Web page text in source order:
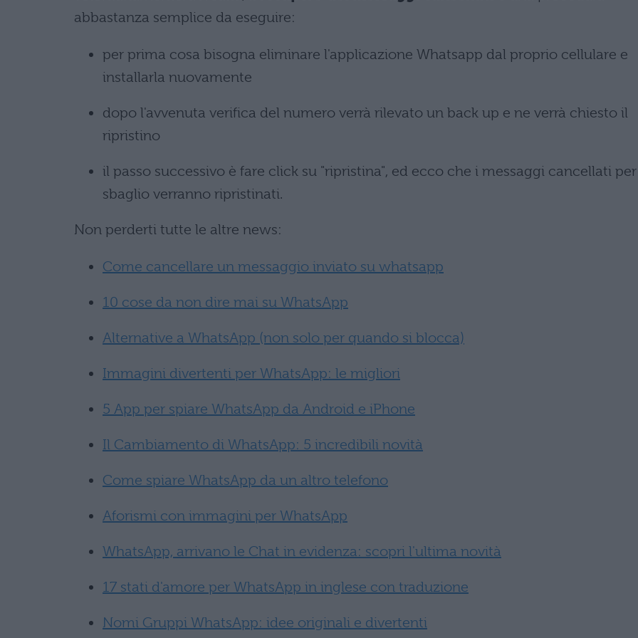
abbastanza semplice da eseguire:
per prima cosa bisogna eliminare l'applicazione Whatsapp dal proprio cellulare e
installarla nuovamente
dopo l'avvenuta verifica del numero verrà rilevato un back up e ne verrà chiesto il
ripristino
il passo successivo è fare click su "ripristina", ed ecco che i messaggi cancellati per
sbaglio verranno ripristinati.
Non perderti tutte le altre news:
Come cancellare un messaggio inviato su whatsapp
10 cose da non dire mai su WhatsApp
Alternative a WhatsApp (non solo per quando si blocca)
Immagini divertenti per WhatsApp: le migliori
5 App per spiare WhatsApp da Android e iPhone
Il Cambiamento di WhatsApp: 5 incredibili novità
Come spiare WhatsApp da un altro telefono
Aforismi con immagini per WhatsApp
WhatsApp, arrivano le Chat in evidenza: scopri l'ultima novità
17 stati d'amore per WhatsApp in inglese con traduzione
Nomi Gruppi WhatsApp: idee originali e divertenti